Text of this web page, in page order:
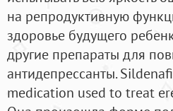
на репродуктивную
здоровье будущего
другие препараты для
антидепрессанты.
medication used to treat